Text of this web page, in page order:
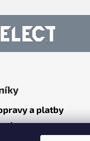
a platby